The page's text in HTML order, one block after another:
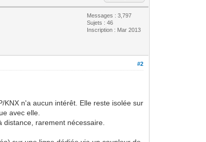
Messages : 3,797
Sujets : 46
Inscription : Mar 2013
#2
n'a aucun intérêt. Elle reste isolée sur
avec elle.
rarement nécessaire.